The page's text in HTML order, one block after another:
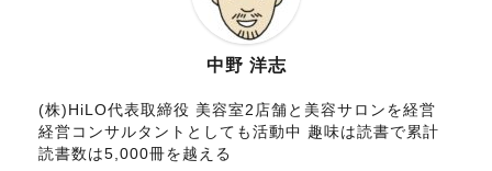
中野 洋志
(株)HiLO代表取締役 美容室2店舗と美容サロンを経営
経営コンサルタントとしても活動中 趣味は読書で累計
読書数は5,000冊を越える